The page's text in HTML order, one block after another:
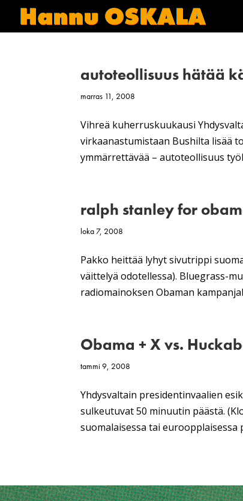
autoteollisuus hätää
marras 11, 2008
Vihreä kuherruskuukausi
virkaanastumistaan Bushilta lisää
ymmärrettävää – autoteollisuus
ralph stanley for
loka 7, 2008
Pakko heittää lyhyt sivutrippi
väittelyä odotellessa). Bluegrass-
radiomainoksen Obaman
Obama + X vs.
tammi 9, 2008
Yhdysvaltain presidentinvaalien
sulkeutuvat 50 minuutin päästä.
suomalaisessa tai euroopplaisessa